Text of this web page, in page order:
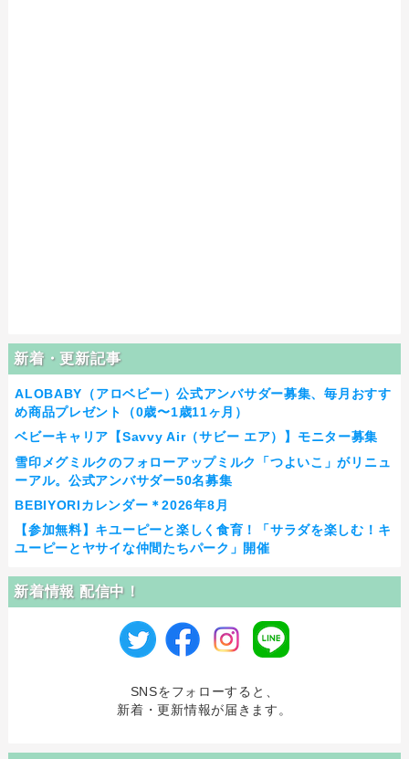
新着・更新記事
ALOBABY（アロベビー）公式アンバサダー募集、毎月おすす
め商品プレゼント（0歳〜1歳11ヶ月）
ベビーキャリア【Savvy Air（サビー エア）】モニター募集
雪印メグミルクのフォローアップミルク「つよいこ」がリニュ
ーアル。公式アンバサダー50名募集
BEBIYORIカレンダー＊2026年8月
【参加無料】キユーピーと楽しく食育！「サラダを楽しむ！キ
ユーピーとヤサイな仲間たちパーク」開催
新着情報 配信中！
SNSをフォローすると、
新着・更新情報が届きます。